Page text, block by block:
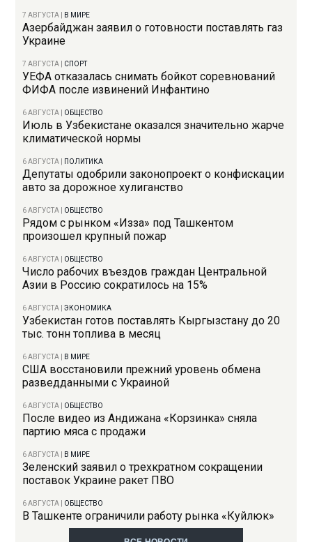
7 АВГУСТА В МИРЕ
Азербайджан заявил о готовности поставлять газ
Украине
7 АВГУСТА СПОРТ
УЕФА отказалась снимать бойкот соревнований
ФИФА после извинений Инфантино
6 АВГУСТА ОБЩЕСТВО
Июль в Узбекистане оказался значительно жарче
климатической нормы
6 АВГУСТА ПОЛИТИКА
Депутаты одобрили законопроект о конфискации
авто за дорожное хулиганство
6 АВГУСТА ОБЩЕСТВО
Рядом с рынком «Изза» под Ташкентом
произошел крупный пожар
6 АВГУСТА ОБЩЕСТВО
Число рабочих въездов граждан Центральной
Азии в Россию сократилось на 15%
6 АВГУСТА |ЭКОНОМИКА
Узбекистан готов поставлять Кыргызстану до 20
тыс. тонн топлива в месяц
6 АВГУСТА В МИРЕ
США восстановили прежний уровень обмена
разведданными с Украиной
6 АВГУСТА ОБЩЕСТВО
После видео из Андижана «Корзинка» сняла
партию мяса с продажи
6 АВГУСТА В МИРЕ
Зеленский заявил о трехкратном сокращении
поставок Украине ракет ПВО
6 АВГУСТА ОБЩЕСТВО
В Ташкенте ограничили работу рынка «Куйлюк»